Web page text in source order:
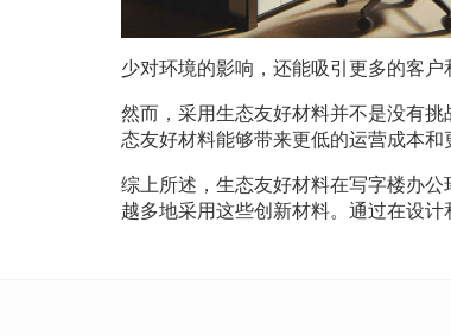
少对环境的影响，还能吸引更多的客户
然而，采用生态友好材料并不是没有
态友好材料能够带来更低的运营成本
综上所述，生态友好材料在写字楼办
越多地采用这些创新材料。通过在设